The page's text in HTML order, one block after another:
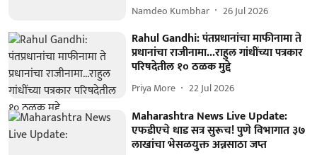
Namdeo Kumbhar 26 Jul 2026
Rahul Gandhi: पंतप्रधानांचा माफीनामा ते
प्रधानांचा राजीनामा...राहुल गांधींच्या पत्रकार
परिषदेतील १० ठळक मुद्दे
Priya More 22 Jul 2026
Maharashtra News Live Update:
एफडीएचे धाड सत्र सुरूच! पुणे विभागात ३७
लाखांचा भेसळयुक्त अन्नसाठा जप्त